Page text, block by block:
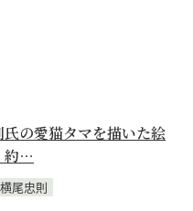
の愛猫タマを描いた絵
約…
横尾忠則